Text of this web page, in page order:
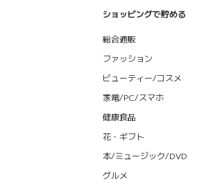
ショッピングで貯める
総合通販
ファッション
ビューティー/コスメ
家電/PC/スマホ
健康食品
花・ギフト
本/ミュージック/DVD
グルメ